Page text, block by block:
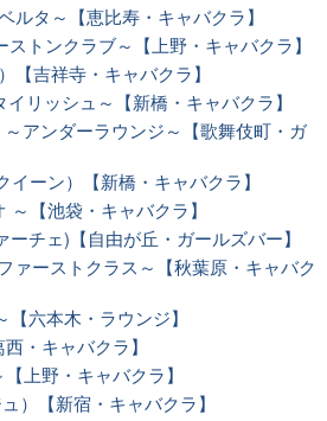
ルタ～【恵比寿・キャバクラ】
トンクラブ～【上野・キャバクラ】
【吉祥寺・キャバクラ】
リッシュ～【新橋・キャバクラ】
～アンダーラウンジ～【歌舞伎町・ガ
イーン）【新橋・キャバクラ】
～【池袋・キャバクラ】
ーチェ)【自由が丘・ガールズバー】
ァーストクラス～【秋葉原・キャバク
六本木・ラウンジ】
・キャバクラ】
上野・キャバクラ】
）【新宿・キャバクラ】